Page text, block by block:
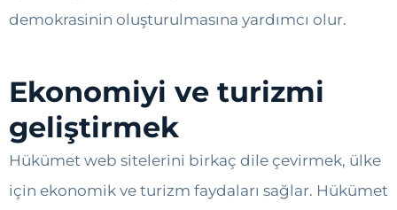
demokrasinin oluşturulmasına yardımcı olur.
Ekonomiyi ve turizmi
geliştirmek
Hükümet web sitelerini birkaç dile çevirmek, ülke
için ekonomik ve turizm faydaları sağlar. Hükümet